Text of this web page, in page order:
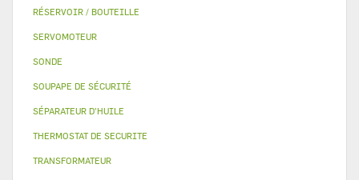
RÉSERVOIR / BOUTEILLE
SERVOMOTEUR
SONDE
SOUPAPE DE SÉCURITÉ
SÉPARATEUR D'HUILE
THERMOSTAT DE SECURITE
TRANSFORMATEUR